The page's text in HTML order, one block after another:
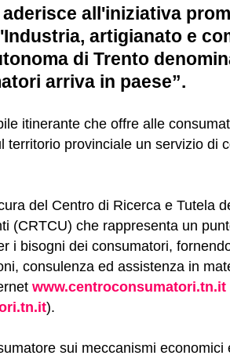
all'iniziativa
artigianato e
di Trento
arriva in paese”.
itinerante che offre alle
territorio provinciale un servizio di
del Centro di Ricerca e Tutela
(CRTCU) che rappresenta un
i bisogni dei consumatori,
consulenza ed assistenza in
www.centroconsumatori.tn.it
).
sui meccanismi economici